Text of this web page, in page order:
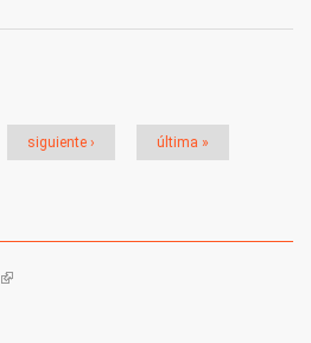
siguiente › última »
(link is external)